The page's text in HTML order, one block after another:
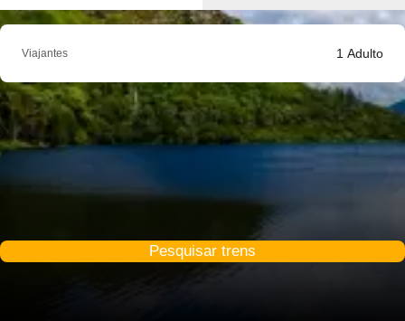
Viajantes 1 Adulto
Pesquisar trens